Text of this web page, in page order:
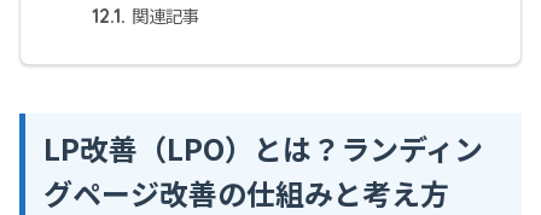
12.1. 関連記事
LP改善（LPO）とは？ランディン
グページ改善の仕組みと考え方